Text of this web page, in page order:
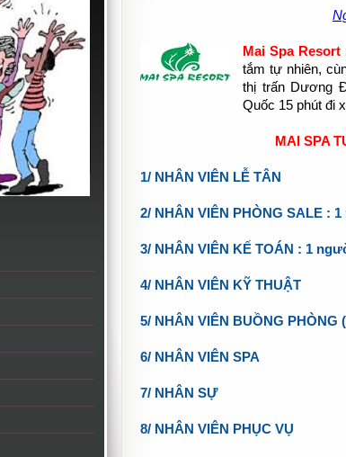
Mai Spa Resort
tắm tự nhiên,
thị trấn Dương
Quốc 15 phút đi
MAI SPA
1/ NHÂN VIÊN LỄ TÂN
2/ NHÂN VIÊN PHÒNG SALE :
3/ NHÂN VIÊN KẾ TOÁN : 1
4/ NHÂN VIÊN KỸ THUẬT
5/ NHÂN VIÊN BUỒNG
6/ NHÂN VIÊN SPA
7/ NHÂN SỰ
8/ NHÂN VIÊN PHỤC VỤ